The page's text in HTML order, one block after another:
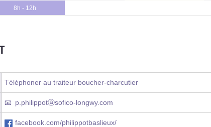
8h - 12h
Téléphoner au traiteur boucher-charcutier
p.philippotⓐsofico-longwy.com
facebook.com/philippotbaslieux/